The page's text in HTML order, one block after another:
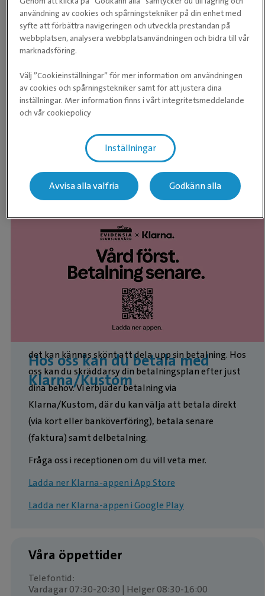
Evidensia-appen - Boka
klinikbesök och videosamtal
Med Evidensia-appen bokar du smidigt både
veterinärbesök på klinik och ett videosamtal med en
av våra veterinärer i mobilen eller surfplattan. Du
väljer det som passar dig och ditt djur bäst. Då de
två bokningsalternativen enas i appen finns
Evidensia alltid där för er, oavsett tidpunkt eller var
Ladda ner Evidensia-appen här
Hos oss kan du betala med
Klarna/Kustom
det kan kännas skönt att dela upp sin betalning. Hos
oss kan du skräddarsy din betalningsplan efter just
dina behov. Vi erbjuder betalning via
Klarna/Kustom, där du kan välja att betala direkt
(via kort eller banköverföring), betala senare
(faktura) samt delbetalning.
Fråga oss i receptionen om du vill veta mer.
Ladda ner Klarna-appen i App Store
Ladda ner Klarna-appen i Google Play
Våra öppettider
Telefontid:
Vardagar 07:30-20:30 | Helger 08:30-16:00
användning av cookies och spårningstekniker på din enhet med
syfte att förbättra navigeringen och utveckla prestandan på
webbplatsen, analysera webbplatsanvändningen och bidra till vår
marknadsföring.
Välj ”Cookieinställningar” för mer information om användningen
av cookies och spårningstekniker samt för att justera dina
inställningar. Mer information finns i vårt integritetsmeddelande
och vår cookiepolicy
Inställningar
Avvisa alla valfria Godkänn alla